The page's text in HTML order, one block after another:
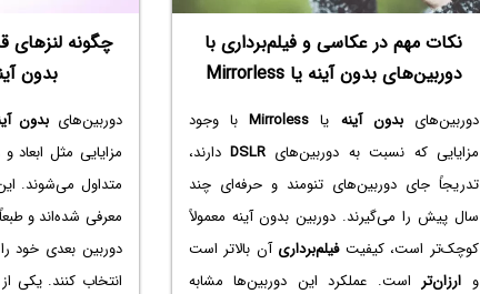
نکات مهم در عکاسی و فیلم‌برداری با
دوربین‌های بدون آینه یا Mirrorless
دوربین‌هایبدون آینه یا Mirrolessبا وجود
مزایایی که نسبت به دوربین‌های DSLRدارند،
تدریجاً جای دوربین‌های تنومند و حرفه‌ای چند
سال پیش را می‌گیرند. دوربین بدون آینه معمولاً
کوچک‌تر است، کیفیتفیلم‌برداری آن بالاتر است
و ارزان‌تر است. عملکرد این دوربین‌ها مشابه
چگونه لنزهای
بدون
دوربین‌های بدون
مزایایی مثل
متداول می‌شوند.
معرفی شده‌اند و
دوربین بعدی خود
انتخاب کنند. یکی